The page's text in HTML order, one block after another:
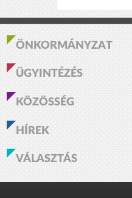
ÖNKORMÁNYZAT
ÜGYINTÉZÉS
KÖZÖSSÉG
HÍREK
VÁLASZTÁS